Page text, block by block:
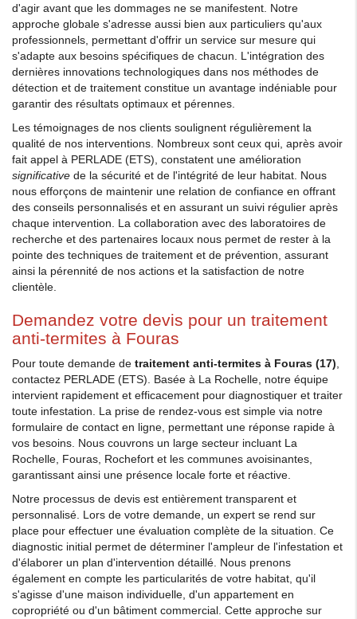
d'agir avant que les dommages ne se manifestent. Notre
approche globale s'adresse aussi bien aux particuliers qu'aux
professionnels, permettant d'offrir un service sur mesure qui
s'adapte aux besoins spécifiques de chacun. L'intégration des
dernières innovations technologiques dans nos méthodes de
détection et de traitement constitue un avantage indéniable pour
garantir des résultats optimaux et pérennes.
Les témoignages de nos clients soulignent régulièrement la
qualité de nos interventions. Nombreux sont ceux qui, après avoir
fait appel à PERLADE (ETS), constatent une amélioration
significative de la sécurité et de l'intégrité de leur habitat. Nous
nous efforçons de maintenir une relation de confiance en offrant
des conseils personnalisés et en assurant un suivi régulier après
chaque intervention. La collaboration avec des laboratoires de
recherche et des partenaires locaux nous permet de rester à la
pointe des techniques de traitement et de prévention, assurant
ainsi la pérennité de nos actions et la satisfaction de notre
clientèle.
Demandez votre devis pour un traitement
anti-termites à Fouras
Pour toute demande de traitement anti-termites à Fouras (17)
contactez PERLADE (ETS). Basée à La Rochelle, notre équipe
intervient rapidement et efficacement pour diagnostiquer et traiter
toute infestation. La prise de rendez-vous est simple via notre
formulaire de contact en ligne, permettant une réponse rapide à
vos besoins. Nous couvrons un large secteur incluant La
Rochelle, Fouras, Rochefort et les communes avoisinantes,
garantissant ainsi une présence locale forte et réactive.
Notre processus de devis est entièrement transparent et
personnalisé. Lors de votre demande, un expert se rend sur
place pour effectuer une évaluation complète de la situation. Ce
diagnostic initial permet de déterminer l'ampleur de l'infestation et
d'élaborer un plan d'intervention détaillé. Nous prenons
également en compte les particularités de votre habitat, qu'il
s'agisse d'une maison individuelle, d'un appartement en
copropriété ou d'un bâtiment commercial. Cette approche sur